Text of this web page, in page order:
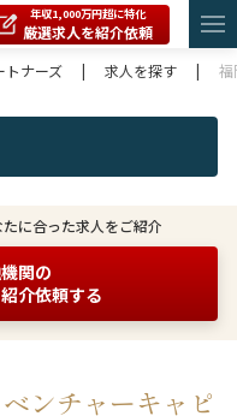
年収1,000万円超に特化
厳選求人を紹介依頼
トナーズ
| 求人を探す |
に合った求人をご紹介
関の
介依頼する
ンチャーキャピ